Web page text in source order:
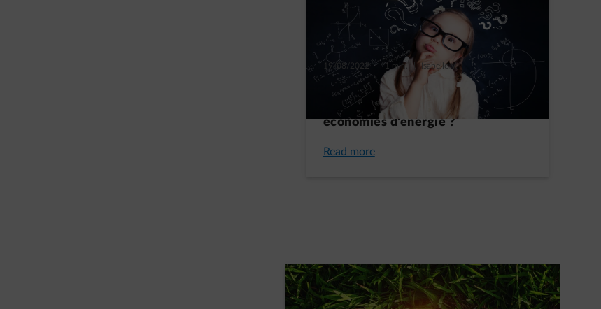
19/08/2022 | 1 min. | Isabelle V.
Un quizz énergie (suite) pour
devenir incollable sur les
économies d’énergie ?
Read more